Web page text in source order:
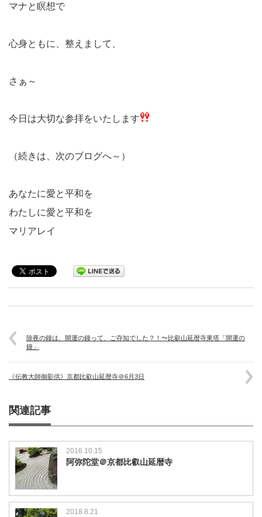
マナと瞑想で
心身ともに、整えまして、
さぁ～
今日は大切な参拝をいたします
（続きは、次のブログへ～）
あなたに愛と平和を
わたしに愛と平和を
マリアレイ
除夜の鐘は、開運の鐘って、ご存知でした？！〜比叡山延暦寺東塔「開運の
鐘」
《伝教大師御影供》京都比叡山延暦寺＠6月3日
関連記事
2016.10.15
阿弥陀堂＠京都比叡山延暦寺
2018.8.21